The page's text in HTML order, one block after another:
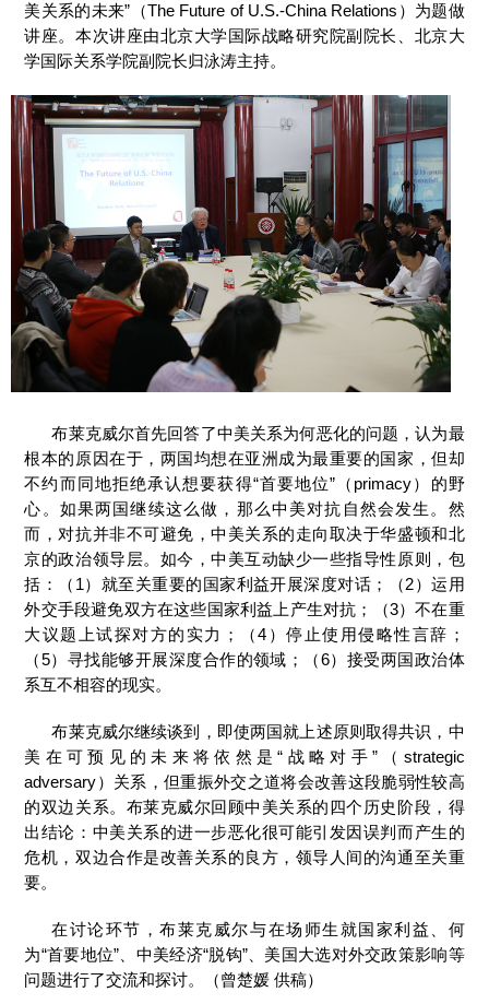
美关系的未来”（The Future of U.S.-China Relations）为题做
讲座。本次讲座由北京大学国际战略研究院副院长、北京大
学国际关系学院副院长归泳涛主持。
布莱克威尔首先回答了中美关系为何恶化的问题，认为最
根本的原因在于，两国均想在亚洲成为最重要的国家，但却
不约而同地拒绝承认想要获得“首要地位”（primacy）的野
心。如果两国继续这么做，那么中美对抗自然会发生。然
而，对抗并非不可避免，中美关系的走向取决于华盛顿和北
京的政治领导层。如今，中美互动缺少一些指导性原则，包
括：（1）就至关重要的国家利益开展深度对话；（2）运用
外交手段避免双方在这些国家利益上产生对抗；（3）不在重
大议题上试探对方的实力；（4）停止使用侵略性言辞；
（5）寻找能够开展深度合作的领域；（6）接受两国政治体
系互不相容的现实。
布莱克威尔继续谈到，即使两国就上述原则取得共识，中
美在可预见的未来将依然是“战略对手”（strategic
adversary）关系，但重振外交之道将会改善这段脆弱性较高
的双边关系。布莱克威尔回顾中美关系的四个历史阶段，得
出结论：中美关系的进一步恶化很可能引发因误判而产生的
危机，双边合作是改善关系的良方，领导人间的沟通至关重
要。
在讨论环节，布莱克威尔与在场师生就国家利益、何
为“首要地位”、中美经济“脱钩”、美国大选对外交政策影响等
问题进行了交流和探讨。（曾楚媛 供稿）